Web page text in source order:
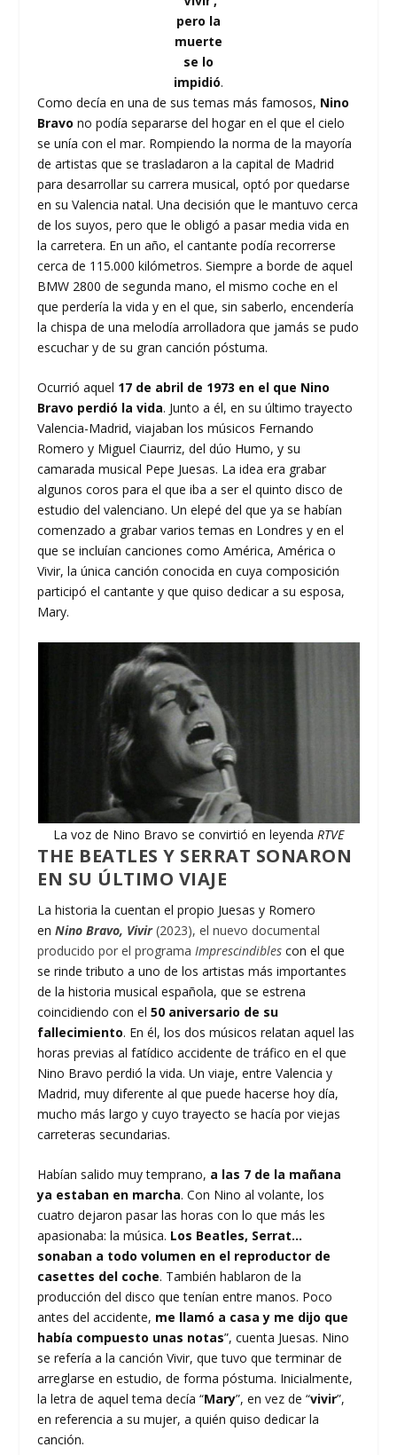
pero la
muerte
se lo
impidió.
Como decía en una de sus temas más famosos, Nino
Bravo no podía separarse del hogar en el que el cielo
se unía con el mar. Rompiendo la norma de la mayoría
de artistas que se trasladaron a la capital de Madrid
para desarrollar su carrera musical, optó por quedarse
en su Valencia natal. Una decisión que le mantuvo cerca
de los suyos, pero que le obligó a pasar media vida en
la carretera. En un año, el cantante podía recorrerse
cerca de 115.000 kilómetros. Siempre a borde de aquel
BMW 2800 de segunda mano, el mismo coche en el
que perdería la vida y en el que, sin saberlo, encendería
la chispa de una melodía arrolladora que jamás se pudo
escuchar y de su gran canción póstuma.
Ocurrió aquel 17 de abril de 1973 en el que Nino
Bravo perdió la vida. Junto a él, en su último trayecto
Valencia-Madrid, viajaban los músicos Fernando
Romero y Miguel Ciaurriz, del dúo Humo, y su
camarada musical Pepe Juesas. La idea era grabar
algunos coros para el que iba a ser el quinto disco de
estudio del valenciano. Un elepé del que ya se habían
comenzado a grabar varios temas en Londres y en el
que se incluían canciones como América, América o
Vivir, la única canción conocida en cuya composición
participó el cantante y que quiso dedicar a su esposa,
Mary.
La voz de Nino Bravo se convirtió en leyenda RTVE
THE BEATLES Y SERRAT SONARON
EN SU ÚLTIMO VIAJE
La historia la cuentan el propio Juesas y Romero
enNino Bravo, Vivir(2023), el nuevo documental
producido por el programa Imprescindibles con el que
se rinde tributo a uno de los artistas más importantes
de la historia musical española, que se estrena
coincidiendo con el 50 aniversario de su
fallecimiento. En él, los dos músicos relatan aquel las
horas previas al fatídico accidente de tráfico en el que
Nino Bravo perdió la vida. Un viaje, entre Valencia y
Madrid, muy diferente al que puede hacerse hoy día,
mucho más largo y cuyo trayecto se hacía por viejas
carreteras secundarias.
Habían salido muy temprano, a las 7 de la mañana
ya estaban en marcha. Con Nino al volante, los
cuatro dejaron pasar las horas con lo que más les
apasionaba: la música. Los Beatles, Serrat…
sonaban a todo volumen en el reproductor de
casettes del coche. También hablaron de la
producción del disco que tenían entre manos. Poco
antes del accidente, me llamó a casa y me dijo que
había compuesto unas notas”, cuenta Juesas. Nino
se refería a la canción Vivir, que tuvo que terminar de
arreglarse en estudio, de forma póstuma. Inicialmente,
la letra de aquel tema decía “Mary”, en vez de “vivir”,
en referencia a su mujer, a quién quiso dedicar la
canción.